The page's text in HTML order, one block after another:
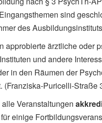
sind
des
approbierte ärztliche oder
und andere
in den Räumen der
(Franziska-Puricelli-Straße
Veranstaltungen
einige